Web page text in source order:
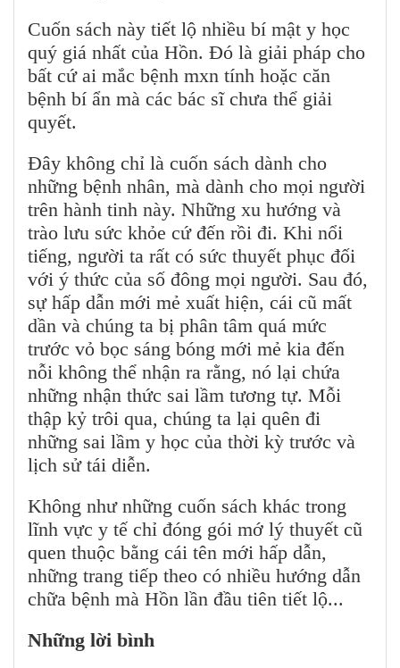
Cuốn sách này tiết lộ nhiều bí mật y học
quý giá nhất của Hồn. Đó là giải pháp cho
bất cứ ai mắc bệnh mxn tính hoặc căn
bệnh bí ẩn mà các bác sĩ chưa thể giải
quyết.
Đây không chỉ là cuốn sách dành cho
những bệnh nhân, mà dành cho mọi người
trên hành tinh này. Những xu hướng và
trào lưu sức khỏe cứ đến rồi đi. Khi nổi
tiếng, người ta rất có sức thuyết phục đối
với ý thức của số đông mọi người. Sau đó,
sự hấp dẫn mới mẻ xuất hiện, cái cũ mất
dần và chúng ta bị phân tâm quá mức
trước vỏ bọc sáng bóng mới mẻ kia đến
nỗi không thể nhận ra rằng, nó lại chứa
những nhận thức sai lầm tương tự. Mỗi
thập kỷ trôi qua, chúng ta lại quên đi
những sai lầm y học của thời kỳ trước và
lịch sử tái diễn.
Không như những cuốn sách khác trong
lĩnh vực y tế chỉ đóng gói mớ lý thuyết cũ
quen thuộc bằng cái tên mới hấp dẫn,
những trang tiếp theo có nhiều hướng dẫn
chữa bệnh mà Hồn lần đầu tiên tiết lộ...
Những lời bình